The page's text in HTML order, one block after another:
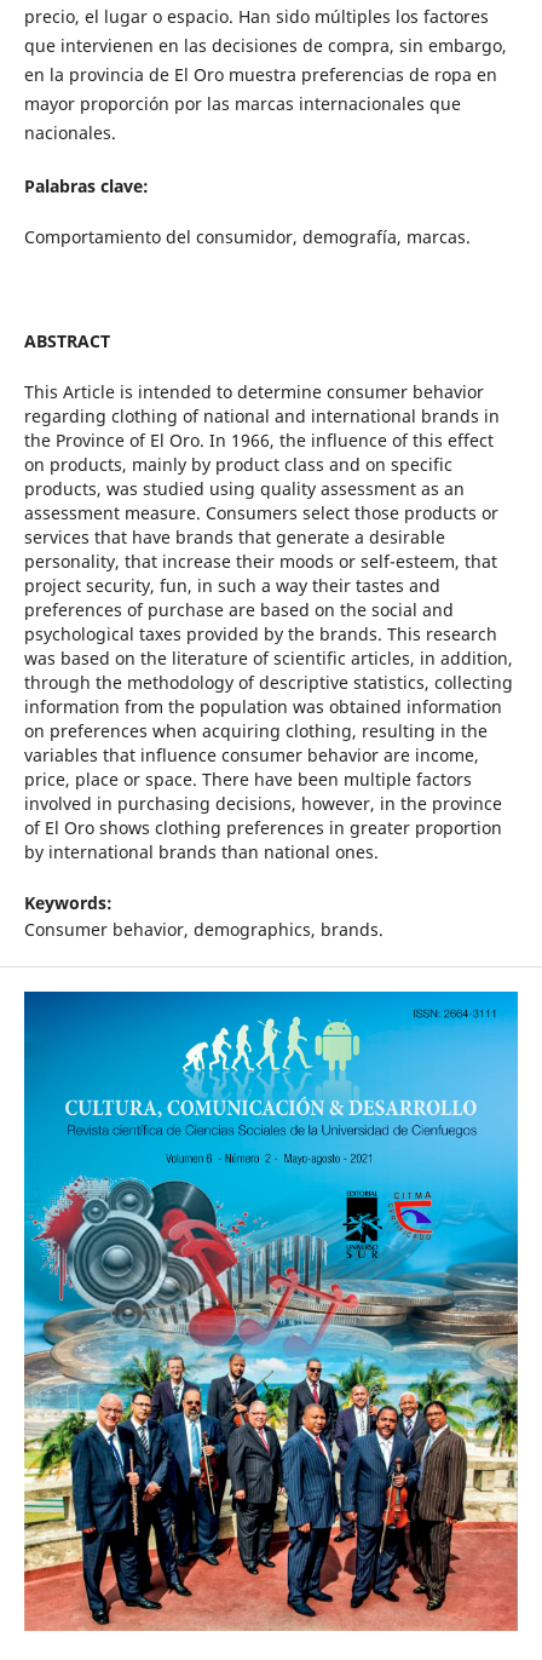
precio, el lugar o espacio. Han sido múltiples los factores
que intervienen en las decisiones de compra, sin embargo,
en la provincia de El Oro muestra preferencias de ropa en
mayor proporción por las marcas internacionales que
nacionales.
Palabras clave:
Comportamiento del consumidor, demografía, marcas.
ABSTRACT
This Article is intended to determine consumer behavior
regarding clothing of national and international brands in
the Province of El Oro. In 1966, the influence of this effect
on products, mainly by product class and on specific
products, was studied using quality assessment as an
assessment measure. Consumers select those products or
services that have brands that generate a desirable
personality, that increase their moods or self-esteem, that
project security, fun, in such a way their tastes and
preferences of purchase are based on the social and
psychological taxes provided by the brands. This research
was based on the literature of scientific articles, in addition,
through the methodology of descriptive statistics, collecting
information from the population was obtained information
on preferences when acquiring clothing, resulting in the
variables that influence consumer behavior are income,
price, place or space. There have been multiple factors
involved in purchasing decisions, however, in the province
of El Oro shows clothing preferences in greater proportion
by international brands than national ones.
Keywords:
Consumer behavior, demographics, brands.